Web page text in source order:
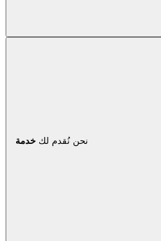
نحن نُقدم لك خدمة